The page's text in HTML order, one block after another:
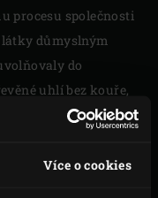
Více o cookies
procesu společnosti
důmyslným
do
uhlí bez kouře,
dusíku a 82 %
Výsledky potvrdil Dr.
pracovní